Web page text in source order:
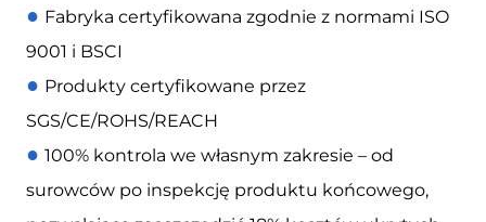
● Fabryka certyfikowana zgodnie z normami ISO
9001 i BSCI
● Produkty certyfikowane przez
SGS/CE/ROHS/REACH
● 100% kontrola we własnym zakresie – od
surowców po inspekcję produktu końcowego,